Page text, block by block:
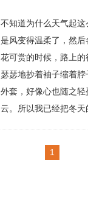
不知道为什么天气起
是风变得温柔了，然
花可赏的时候，路上
瑟瑟地抄着袖子缩着
外套，好像心也随之
云。所以我已经把冬
笼罩下来，隔断了阳
1